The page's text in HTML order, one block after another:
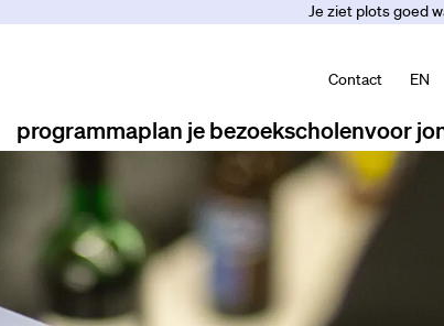
Je ziet plots goed
Contact EN
programmaplan je bezoekscholenvoor